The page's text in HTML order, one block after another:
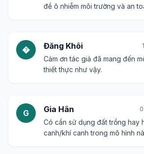
đề ô nhiễm môi trường và an
� Đăng Khôi
Cảm ơn tác giả đã mang đến
thiết thực như vậy.
G Gia Hân
Có cần sử dụng đất trồng hay
canh/khí canh trong mô hình